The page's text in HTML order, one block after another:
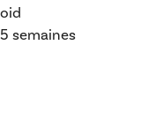
semaines